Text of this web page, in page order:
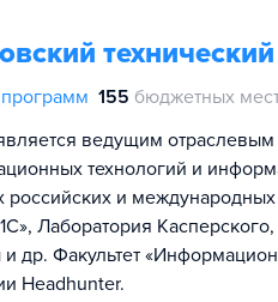
программ 155 бюджетных
ведущим отраслевым
технологий и
российских и
Лаборатория
др. Факультет
Headhunter.